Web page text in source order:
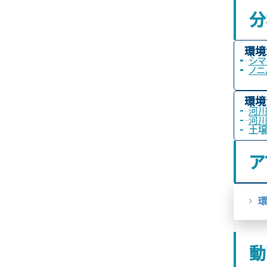
環
シ
ノ
環
河
河
土